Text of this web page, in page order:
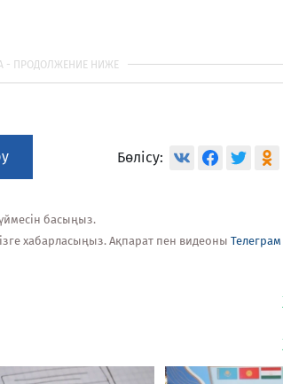
Бөлісу:
басыңыз.
хабарласыңыз. Ақпарат пен видеоны